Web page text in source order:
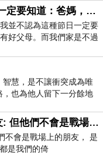
出生即欠債？孩子一定要知道：爸媽，其實我不欠你們
並不認為這種節日一定要
好父母。而我們家是不過
感，生活趨近冷
慧，是不讓衝突成為唯
也為他人留下一分餘地
我們在國外留學時會結交一些好朋友: 但他們不會是戰場上的朋友
不會是戰場上的朋友， 是
是我們的倚